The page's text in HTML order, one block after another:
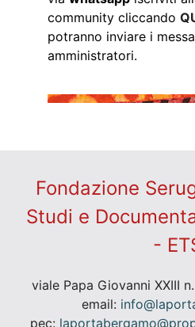
community cliccando
potranno inviare i
amministratori.
Fondazione
Studi e
-
viale Papa Giovanni XXIII
email:
pec: